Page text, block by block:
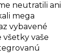
neutratili ani
mega
vybavené
všetky vaše